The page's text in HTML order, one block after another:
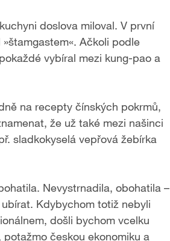
doslova miloval. V první
Ačkoli podle
vybíral mezi kung-pao a
na recepty čínských pokrmů,
že už také mezi našinci
sladkokyselá vepřová žebírka
Nevystrnadila, obohatila –
Kdybychom totiž nebyli
došli bychom vcelku
českou ekonomiku a